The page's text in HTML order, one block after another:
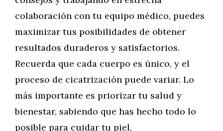
colaboración con tu equipo médico, puedes
maximizar tus posibilidades de obtener
resultados duraderos y satisfactorios.
Recuerda que cada cuerpo es único, y el
proceso de cicatrización puede variar. Lo
más importante es priorizar tu salud y
bienestar, sabiendo que has hecho todo lo
posible para cuidar tu piel.